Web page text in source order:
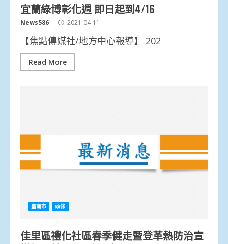
宜蘭綠博彰化週 即日起到4/16
News586 2021-04-11
【焦點傳媒社/地方中心報導】 202
Read More
臺南市 頭條
佳里區禮化社區春季健走暨登革熱防治宣